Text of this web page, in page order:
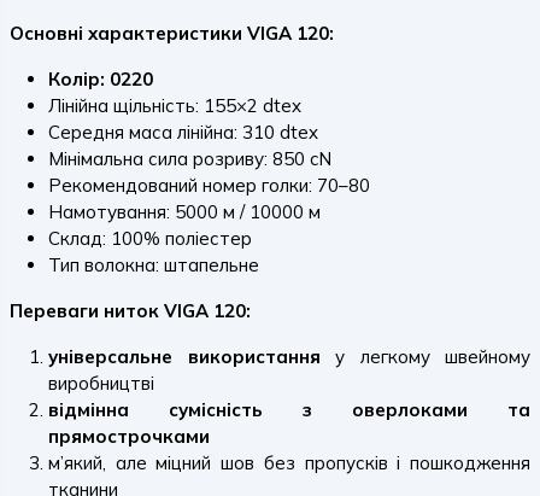
Основні характеристики VIGA 120:
Колір: 0220
Лінійна щільність: 155×2 dtex
Середня маса лінійна: 310 dtex
Мінімальна сила розриву: 850 cN
Рекомендований номер голки: 70–80
Намотування: 5000 м / 10000 м
Склад: 100% поліестер
Тип волокна: штапельне
Переваги ниток VIGA 120:
універсальне використання у легкому швейному
виробництві
відмінна сумісність з оверлоками та
прямострочками
м’який, але міцний шов без пропусків і пошкодження
тканини